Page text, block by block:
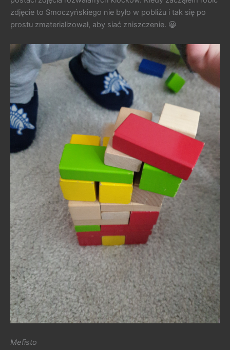
zdjęcie to Smoczyńskiego nie było w pobliżu i tak się po
prostu zmaterializował, aby siać zniszczenie. 😀
Mefisto